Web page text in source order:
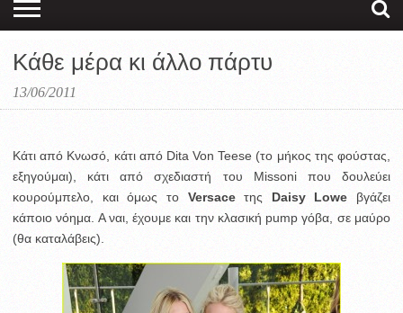
Κάθε μέρα κι άλλο πάρτυ
13/06/2011
Κάτι από Κνωσό, κάτι από Dita Von Teese (το μήκος της φούστας,
εξηγούμαι), κάτι από σχεδιαστή του Missoni που δουλεύει
κουρούμπελο, και όμως το Versaceτης Daisy Lowe βγάζει
κάποιο νόημα. Α ναι, έχουμε και την κλασική pump γόβα, σε μαύρο
(θα καταλάβεις).